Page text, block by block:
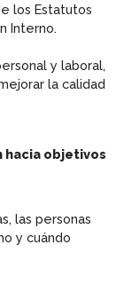
los Estatutos
Interno.
y laboral,
la calidad
hacia objetivos
las personas
y cuándo